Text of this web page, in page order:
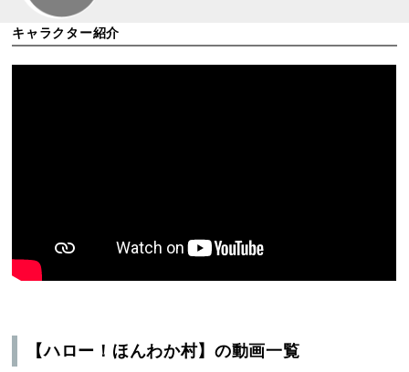
キャラクター紹介
【ハロー！ほんわか村】の動画一覧